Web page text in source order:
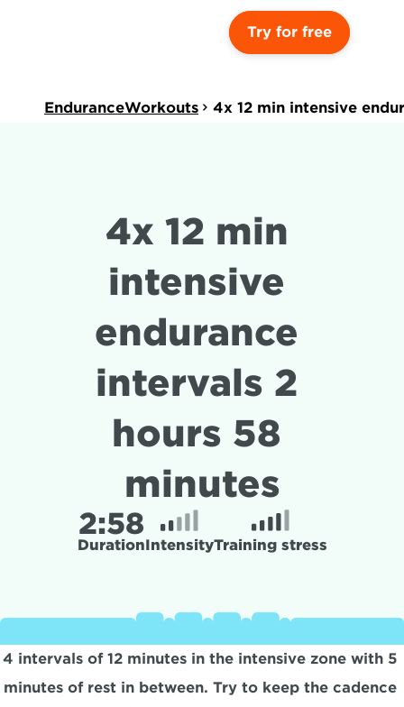
Try for free
EnduranceWorkouts 4x 12 min intensive
4x 12 min
intensive
endurance
intervals 2
hours 58
minutes
2:58
DurationIntensityTraining stress
4 intervals of 12 minutes in the intensive zone with 5
minutes of rest in between. Try to keep the cadence